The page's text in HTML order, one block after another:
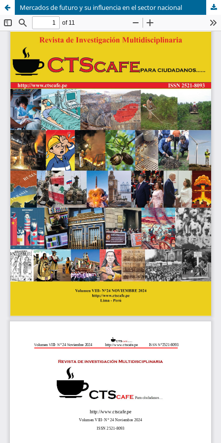
Mercados de futuro y su influencia en el sector nacional